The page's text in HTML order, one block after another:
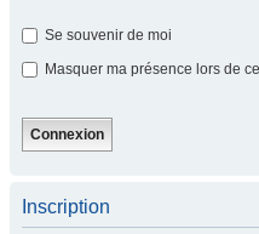
Se souvenir de moi
Masquer ma présence lors de
Inscription